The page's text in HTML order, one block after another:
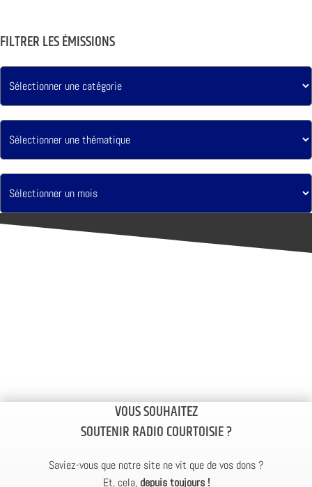
FILTRER LES ÉMISSIONS
VOUS SOUHAITEZ
SOUTENIR RADIO COURTOISIE ?
Saviez-vous que notre site ne vit que de vos dons ?
Et, cela, depuis toujours !